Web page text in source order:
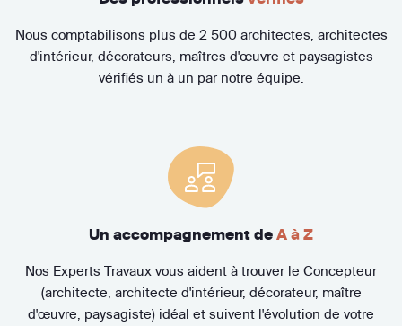
Nous comptabilisons plus de 2 500 architectes, architectes
d'intérieur, décorateurs, maîtres d'œuvre et paysagistes
vérifiés un à un par notre équipe.
Un accompagnement de A à Z
Nos Experts Travaux vous aident à trouver le Concepteur
(architecte, architecte d'intérieur, décorateur, maître
d'œuvre, paysagiste) idéal et suivent l'évolution de votre